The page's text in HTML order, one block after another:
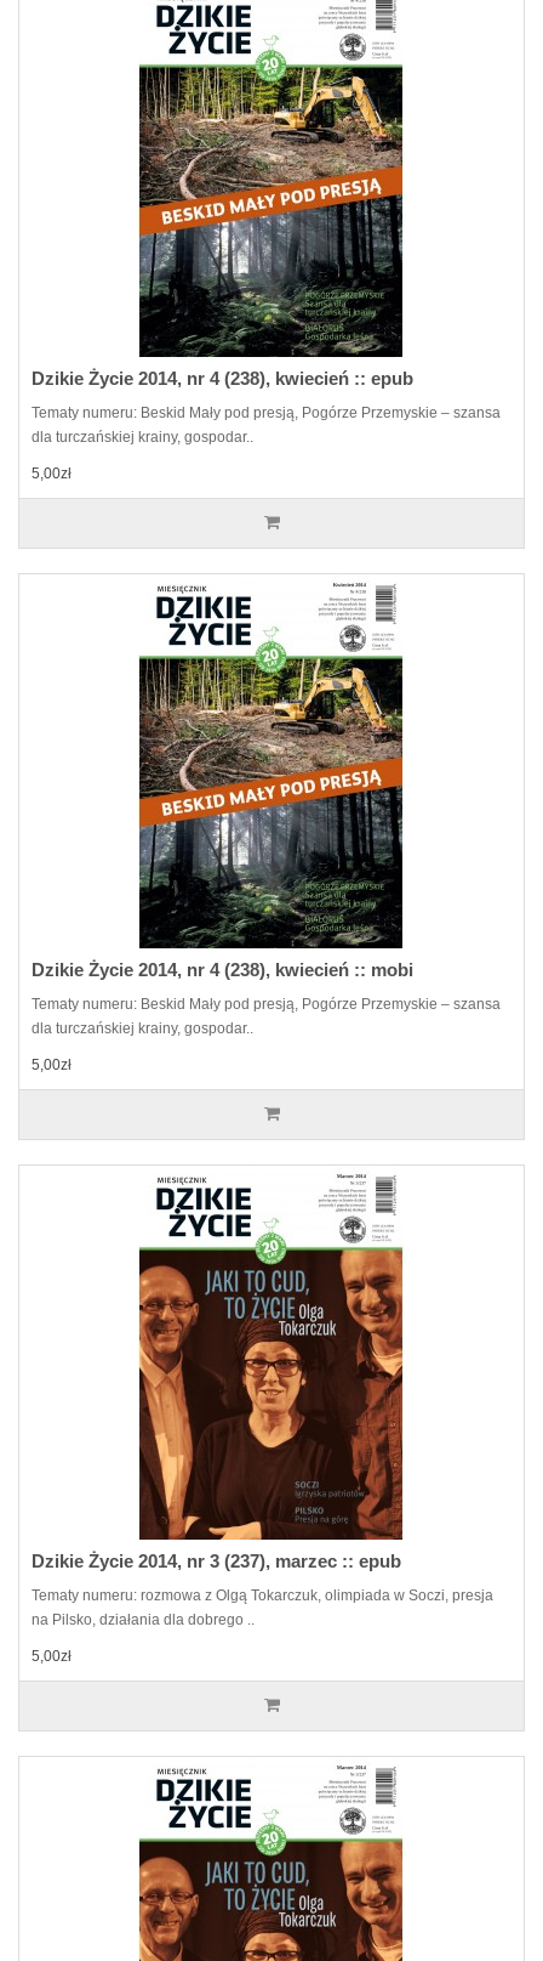
Dzikie Życie 2014, nr 4 (238), kwiecień :: epub
Tematy numeru: Beskid Mały pod presją, Pogórze Przemyskie – szansa
dla turczańskiej krainy, gospodar..
5,00zł
Dzikie Życie 2014, nr 4 (238), kwiecień :: mobi
Tematy numeru: Beskid Mały pod presją, Pogórze Przemyskie – szansa
dla turczańskiej krainy, gospodar..
5,00zł
Dzikie Życie 2014, nr 3 (237), marzec :: epub
Tematy numeru: rozmowa z Olgą Tokarczuk, olimpiada w Soczi, presja
na Pilsko, działania dla dobrego ..
5,00zł